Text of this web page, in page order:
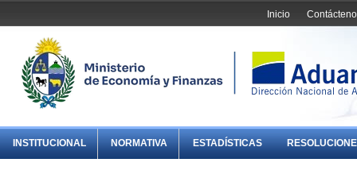
Inicio
INSTITUCIONAL NORMATIVA ESTADÍSTICAS